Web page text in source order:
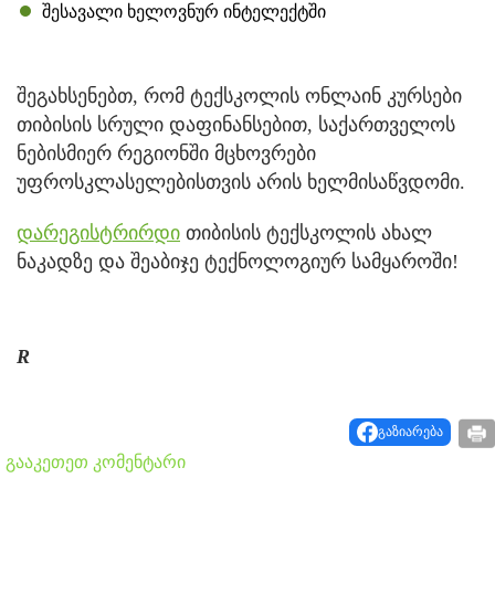
შესავალი ხელოვნურ ინტელექტში
შეგახსენებთ, რომ ტექსკოლის ონლაინ კურსები
თიბისის სრული დაფინანსებით, საქართველოს
ნებისმიერ რეგიონში მცხოვრები
უფროსკლასელებისთვის არის ხელმისაწვდომი.
დარეგისტრირდი თიბისის ტექსკოლის ახალ
ნაკადზე და შეაბიჯე ტექნოლოგიურ სამყაროში!
R
გაზიარება
გააკეთეთ კომენტარი